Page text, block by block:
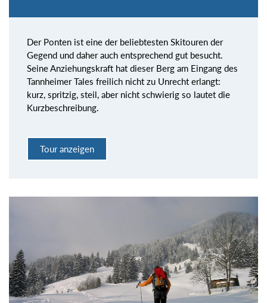
Der Ponten ist eine der beliebtesten Skitouren der
Gegend und daher auch entsprechend gut besucht.
Seine Anziehungskraft hat dieser Berg am Eingang des
Tannheimer Tales freilich nicht zu Unrecht erlangt:
kurz, spritzig, steil, aber nicht schwierig so lautet die
Kurzbeschreibung.
Tour anzeigen